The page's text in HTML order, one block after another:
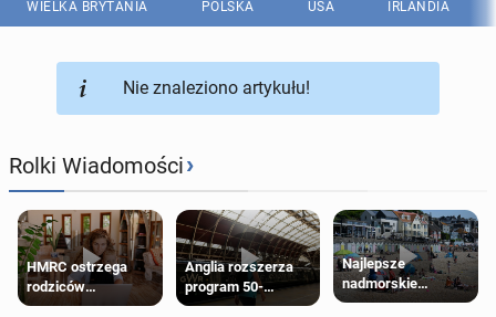
WIELKA BRYTANIA POLSKA USA IRLANDIA
Nie znaleziono artykułu!
Rolki Wiadomości›
HMRC ostrzega
rodziców
pobierających Child
Anglia rozszerza
program 50-
procentowych
Najlepsze
nadmorskie
miasteczko blisko